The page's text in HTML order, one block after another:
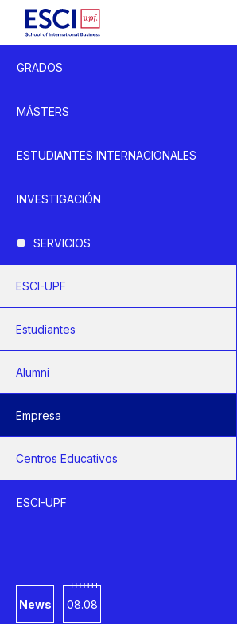
GRADOS
MÁSTERS
ESTUDIANTES INTERNACIONALES
INVESTIGACIÓN
SERVICIOS
ESCI-UPF
Estudiantes
Alumni
Empresa
Centros Educativos
ESCI-UPF
News 08.08